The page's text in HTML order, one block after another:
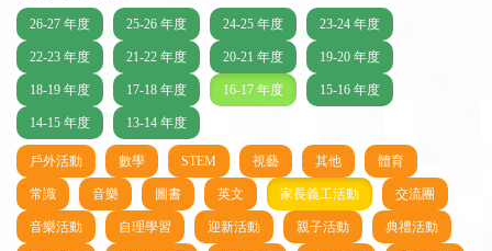
26-27 年度 25-26 年度 24-25 年度 23-24 年度
22-23 年度 21-22 年度 20-21 年度 19-20 年度
18-19 年度 17-18 年度 16-17 年度 15-16 年度
14-15 年度 13-14 年度
戶外活動 數學 STEM 視藝 其他 體育
常識 音樂 圖書 英文 家長義工活動 交流團
音樂活動 自理學習 迎新活動 親子活動 典禮活動